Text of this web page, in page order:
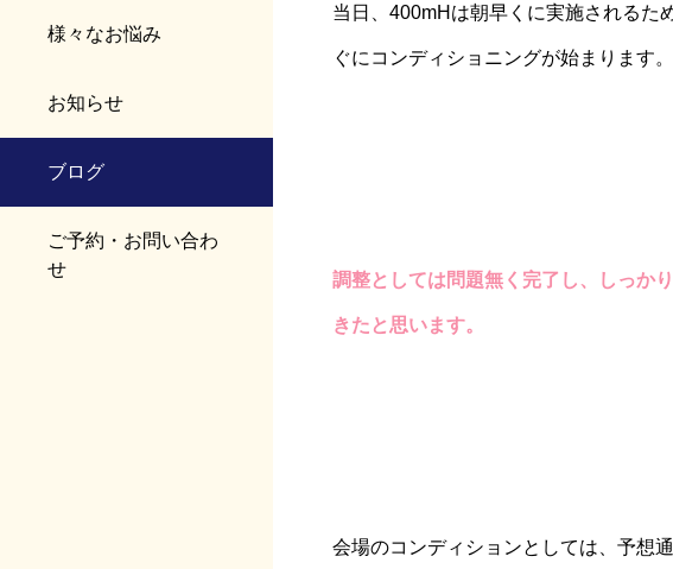
様々なお悩み
お知らせ
ブログ
ご予約・お問い合わ
せ
当日、400mHは朝早くに実施されるた
ぐにコンディショニングが始まります。
調整としては問題無く完了し、しっか
きたと思います。
会場のコンディションとしては、予想